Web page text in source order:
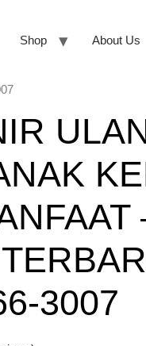
Shop About Us
3007